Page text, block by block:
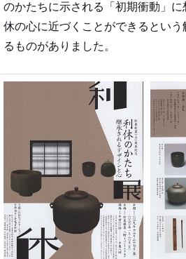
のかたちに示される「初期衝動」に
休の心に近づくことができるとい
るものがありました。